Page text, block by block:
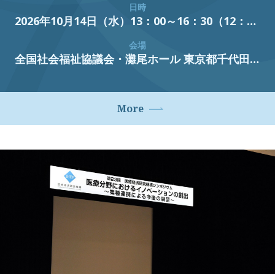
日時
2026年10月14日（水）13：00～16：30（12：30開場）
会場
全国社会福祉協議会・灘尾ホール東京都千代田区霞が関3丁目3番2号新霞が関ビル
More